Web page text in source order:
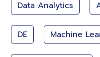
Data Analytics
DE Machine